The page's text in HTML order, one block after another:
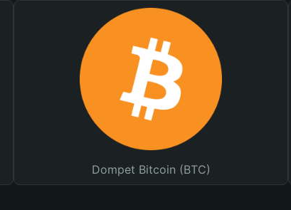
Dompet Bitcoin (BTC)